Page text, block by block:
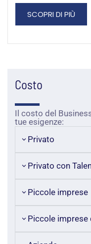
SCOPRI DI PIÙ
Costo
Il costo del
tue esigenze:
Privato
Privato con
Piccole imprese
Piccole imprese